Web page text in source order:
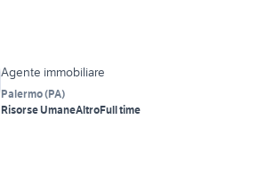
Agente immobiliare
Palermo(PA)
Risorse UmaneAltroFull time